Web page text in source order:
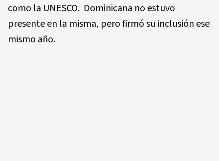
como la UNESCO. Dominicana no estuvo
presente en la misma, pero firmó su inclusión ese
mismo año.